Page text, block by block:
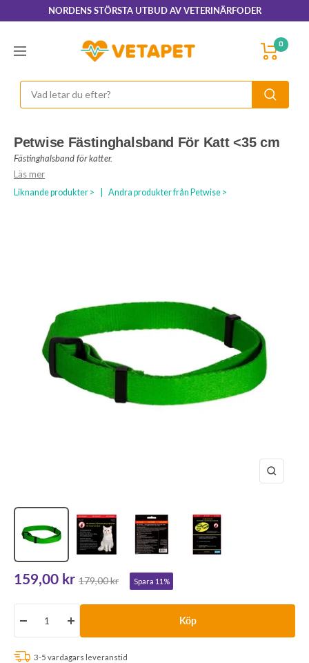
till
NORDENS STÖRSTA UTBUD AV VETERINÄRFODER
Navigering
VetaPet.com 0
Zooma
Petwise Fästinghalsband För Katt <35 cm
Fästinghalsband för katter.
Läs mer
Liknande produkter > Andra produkter från Petwise >
Rea-
pris
159,00 kr Pris
179,00 kr Spara 11%
Minska
Öka
Köp
3-5 vardagars leveranstid